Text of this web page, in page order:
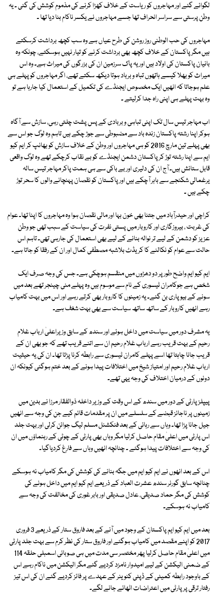
لگوائے گئے اور مہاجروں کو ریاست کے خلاف کھڑا کرنے کی مذموم کوشش کی گئی ۔ یہ
وطن پرستی سے سراسر انحراف تھا جسے مہاجروں نے یکسر ناکام بنا دیا تھا ۔
مہاجروں کی حب الوطنی روز روشن کی طرح عیاں ہے وہ سب کچھ برداشت کرسکتے
ہیں مگر پاکستان کے خلاف کچھ بھی برداشت کرنے کو تیار نہیں ہوسکتے، چونکہ وہ
بانیان پاکستان کی اولاد ہیں اور یہ پاک سرزمین ان کی بزرگوں کی میراث ہے۔ وہ اس
میراث کو بھلا کیسے ہاتھوں تباہ و برباد ہوتا دیکھ سکتے تھے، اگر مہاجروں کو پہلے ہی
علم ہوجاتا کہ انھیں ایک مخصوص ایجنڈے کی تکمیل کے استعمال کیا جارہا ہے تو
وہ بہت پہلے ہی اپنی راہ جدا کرلیتے ۔
اب مہاجر تیس سال تک اپنی تباہی و بربادی کے پس پشت چلتی رہی، سازش سے آگاہ
ہوکر اپنا رشتہ پاکستان زندہ باد سے مضبوطی سے جوڑ چکے ہیں تاہم وہ لوگ جو اس سے
بھی پہلے تین مارچ 2016 کو ہی مہاجروں اور وطن کے خلاف سازش کو بھانپ کر ایم کیو
ایم سے اپنا رشتہ توڑ کر پاکستان دشمن ایجنڈے کو بے نقاب کرچکے تھے وہ لوگ واقعی
قابل ستائش ہیں۔ آج ان کی دلیری اور بے باکی سے ہی ہمت پاکر مہاجر تیس سالہ
یرغمالی شکنجے سے باہر آچکے ہیں اور پاکستان کو نقصان پہنچانے والوں کا سحر توڑ
چکے ہیں ۔
کراچی اور حیدرآباد میں جتنا بھی خون بہا اور مالی نقصان ہوا وہ مہاجروں کا اپنا تھا۔ عوام
کی غربت ، بیروزگاری اور کاروبار میں پستی نفرت کی سیاست کے سبب تھی جو وطن
عزیز کو دشمن کے لیے تر نوالہ بنانے کے لیے بھی استعمال کی جارہی تھی۔ تاہم اس
حالت سے عوام کو نکالنے کا کریڈٹ بلاشبہ مصطفی کمال اور ان کے رفقا کو جاتا ہے۔
ایم کیو ایم واضح طور پر دو دھڑوں میں منقسم ہوچکی ہے۔ جس کی وجہ صرف ایک
شخص ہے جوکامران ٹیسوری کے نام سے موسوم ہیں وہ پہلے منی چینجر تھے بعد میں
سونے کے بیوپاری بن گئے۔ یہ زمینوں کا کاروبار بھی کرتے رہے اور اس میں بہت کامیاب
رہے انھیں کاروبار کے ساتھ ساتھ سیاست سے بھی بہت شغف ہے۔
یہ مشرف دور میں سیاست میں داخل ہوئے اور سندھ کے سابق وزیراعلیٰ ارباب غلام
رحیم کے بہت قریب رہے ارباب غلام رحیم ان سے اتنے قریب تھے کہ جو بھی ان کے
قریب جانا چاہتا تھا اسے پہلے کامران ٹیسوری سے رابطہ کرنا پڑتا تھا۔ ان کی یہ حیثیت
ارباب غلام رحیم اور امتیاز شیخ میں اختلافات پیدا ہونے کے بعد ختم ہوگئی کیونکہ ان
دونوں کے درمیان اختلاف کی وجہ یہی تھے۔
پیپلزپارٹی کے دور میں سندھ کے اس وقت کے وزیر داخلہ ذوالفقار مرزا نے بدین میں
زمینوں پر ناجائز قبضے کے سلسلے میں ان پر مقدمات قائم کیے جن کی وجہ سے انھیں
جیل جانا پڑا تھا۔ وہاں سے رہائی کے بعد فنکشنل مسلم لیگ جوائن کرلی اور بہت جلد
اس پارٹی میں اعلیٰ مقام حاصل کرلیا مگر وہاں بھی پارٹی کے چوٹی کے رہنماؤں میں ان
کی وجہ سے اختلافات پیدا ہوگئے ۔ چنانچہ انھیں وہاں سے فارغ کردیاگیا۔
اس کے بعد انھوں نے ایم کیو ایم میں جگہ بنانے کی کوشش کی مگر کامیاب نہ ہوسکے
چنانچہ سابق گورنر سندھ عشرت العباد کے ذریعے ایم کیو ایم میں داخل ہونے کی
کوشش کی مگر حماد صدیقی، عادل صدیقی اور بابر غوری کی مخالفت کی وجہ سے
کامیاب نہ ہوسکے۔
بعد میں ایم کیو ایم پاکستان کے وجود میں آنے کے بعد فاروق ستار کے ذریعے 3 فروری
2017 کو اپنے مقصد میں کامیاب ہوگئے اور فاروق ستار کی نظر کرم سے بہت جلد پارٹی
میں اعلیٰ مقام حاصل کرلیا پھر مختصر سی مدت میں ہی صوبائی اسمبلی حلقہ 114
کے ضمنی الیکشن کے لیے امیدوار نامزد کردیے گئے مگر الیکشن میں ناکام رہے اس
کے باوجود رابطہ کمیٹی کے ڈپٹی کنوینر کے عہدے پر فائز کردیے گئے ان کی اس تیز
رفتار ترقی پر پارٹی میں اعتراضات اٹھائے جانے لگے۔